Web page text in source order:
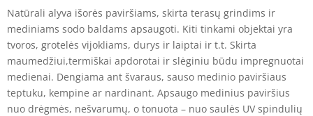
Natūrali alyva išorės paviršiams, skirta terasų grindims ir
mediniams sodo baldams apsaugoti. Kiti tinkami objektai yra
tvoros, grotelės vijokliams, durys ir laiptai ir t.t. Skirta
maumedžiui,termiškai apdorotai ir slėginiu būdu impregnuotai
medienai. Dengiama ant švaraus, sauso medinio paviršiaus
teptuku, kempine ar nardinant. Apsaugo medinius paviršius
nuo drėgmės, nešvarumų, o tonuota – nuo saulės UV spindulių